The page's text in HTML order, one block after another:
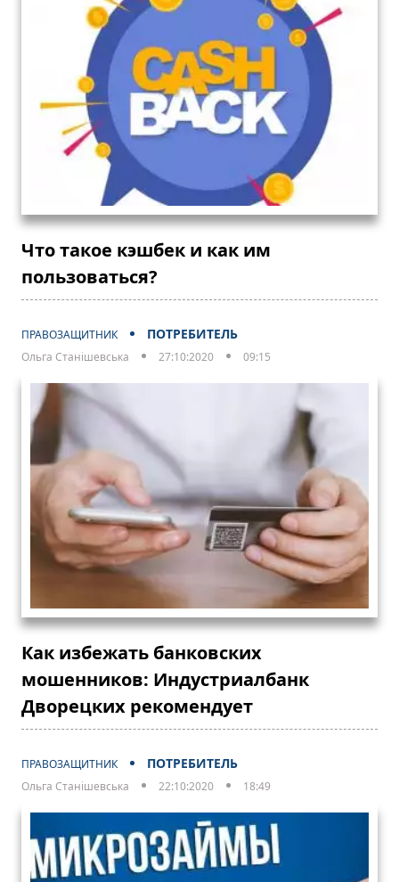
Что такое кэшбек и как им
пользоваться?
ПРАВОЗАЩИТНИК ПОТРЕБИТЕЛЬ
Ольга Станішевська 27:10:2020 09:15
Как избежать банковских
мошенников: Индустриалбанк
Дворецких рекомендует
ПРАВОЗАЩИТНИК ПОТРЕБИТЕЛЬ
Ольга Станішевська 22:10:2020 18:49